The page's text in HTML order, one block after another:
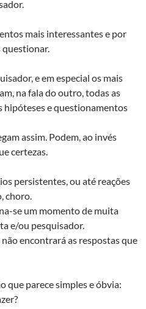
mais interessantes e por
questionar.
e em especial os mais
na fala do outro, todas as
hipóteses e questionamentos
assim. Podem, ao invés
certezas.
persistentes, ou até reações
choro.
se um momento de muita
e/ou pesquisador.
encontrará as respostas que
que parece simples e óbvia: